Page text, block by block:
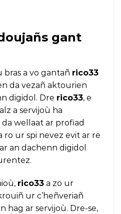
gant
bras a vo gantañ rico33
da vezañ aktourien
digidol. Dre rico33, e
a servijoù ha
wellaat ar profiad
ro ur spi nevez evit ar re
an dachenn digidol
rico33 a zo ur
ur c’heñveriañ
hag ar servijoù. Dre-se,